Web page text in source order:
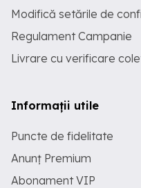
Modifică setările de
Regulament Campanie
Livrare cu verificare
Informații utile
Puncte de fidelitate
Anunț Premium
Abonament VIP